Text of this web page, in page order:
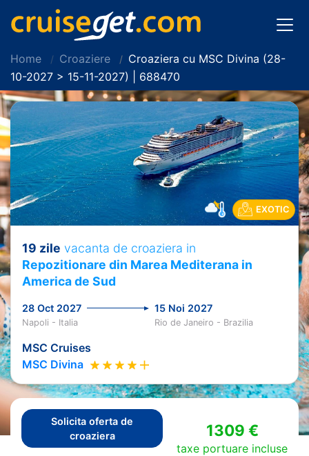
Home Croaziere
Croaziera cu MSC Divina (28-
10-2027 > 15-11-2027) | 688470
EXOTIC
19 zile vacanta de croaziera in
Repozitionare din Marea Mediterana in
America de Sud
28 Oct 2027 15 Noi 2027
Napoli - Italia Rio de Janeiro - Brazilia
MSC Cruises
MSC Divina
Solicita oferta de
croaziera
1309 €
taxe portuare incluse